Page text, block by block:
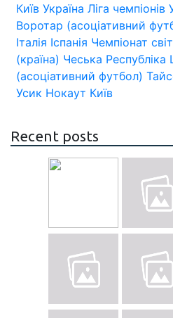
Київ Україна Ліга
Воротар (асоціативний
Італія Іспанія Чемпіонат
(країна) Чеська Республіка
(асоціативний футбол)
Усик Нокаут Київ
Recent posts